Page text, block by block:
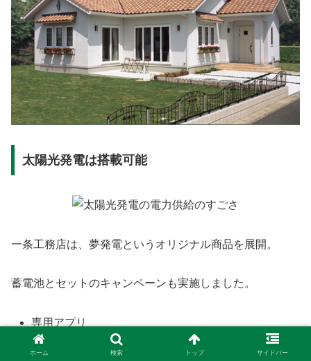
太陽光発電は搭載可能
一条工務店は、夢発電というオリジナル商品を展開。
蓄電池とセットのキャンペーンも実施しました。
専用アプリ
補助金も対象
ホーム 検索 トップ サイドバー